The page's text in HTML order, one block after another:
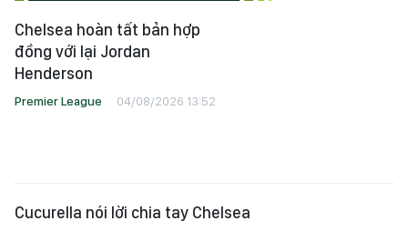
Chelsea hoàn tất bản hợp
đồng với lại Jordan
Henderson
Premier League 04/08/2026 13:52
Cucurella nói lời chia tay Chelsea